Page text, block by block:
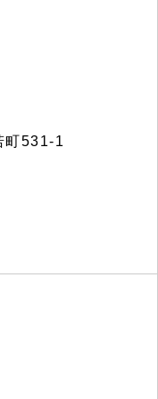
531-1